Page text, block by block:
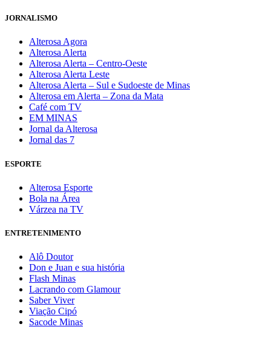
JORNALISMO
Alterosa Agora
Alterosa Alerta
Alterosa Alerta – Centro-Oeste
Alterosa Alerta Leste
Alterosa Alerta – Sul e Sudoeste de Minas
Alterosa em Alerta – Zona da Mata
Café com TV
EM MINAS
Jornal da Alterosa
Jornal das 7
ESPORTE
Alterosa Esporte
Bola na Área
Várzea na TV
ENTRETENIMENTO
Alô Doutor
Don e Juan e sua história
Flash Minas
Lacrando com Glamour
Saber Viver
Viação Cipó
Sacode Minas